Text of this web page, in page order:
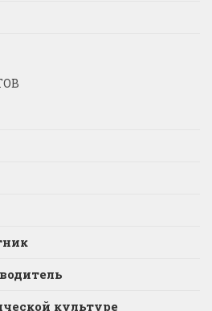
культуре